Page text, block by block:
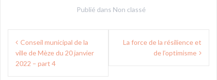
Publié dans Non classé
Navigation
de
l’article
Conseil municipal de la
ville de Mèze du 20 janvier
2022 – part 4
La force de la résilience et
de l’optimisme